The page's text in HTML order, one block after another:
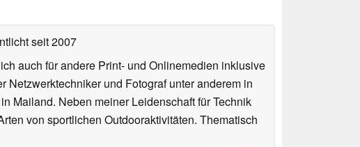
seit 2007
auch für andere Print- und Onlinemedien inklusive
und Fotograf unter anderem in
Mailand. Neben meiner Leidenschaft für Technik
von sportlichen Outdooraktivitäten. Thematisch